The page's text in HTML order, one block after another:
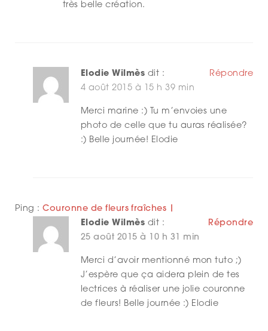
très belle création.
Elodie Wilmès dit :
4 août 2015 à 15 h 39 min
Merci marine :) Tu m’envoies une
photo de celle que tu auras réalisée?
:) Belle journée! Elodie
Répondre
Ping :Couronne de fleurs fraîches |
Elodie Wilmès dit :
25 août 2015 à 10 h 31 min
Merci d’avoir mentionné mon tuto ;)
J’espère que ça aidera plein de tes
lectrices à réaliser une jolie couronne
de fleurs! Belle journée :) Elodie
Répondre